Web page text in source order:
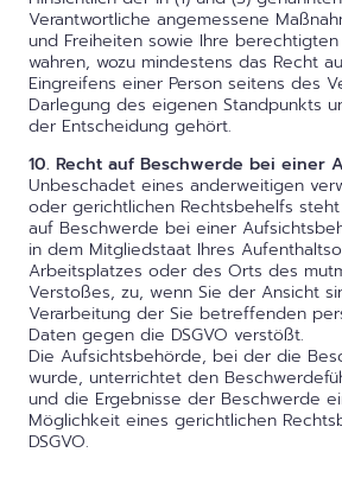
Verantwortliche angemessene
und Freiheiten sowie Ihre
wahren, wozu mindestens das Recht
Eingreifens einer Person seitens des
Darlegung des eigenen Standpunkts
der Entscheidung gehört.
10. Recht auf Beschwerde bei einer
Unbeschadet eines anderweitigen
oder gerichtlichen Rechtsbehelfs
auf Beschwerde bei einer
in dem Mitgliedstaat Ihres
Arbeitsplatzes oder des Orts des
Verstoßes, zu, wenn Sie der Ansicht
Verarbeitung der Sie betreffenden
Daten gegen die DSGVO verstößt.
Die Aufsichtsbehörde, bei der die
wurde, unterrichtet den
und die Ergebnisse der Beschwerde
Möglichkeit eines gerichtlichen
DSGVO.